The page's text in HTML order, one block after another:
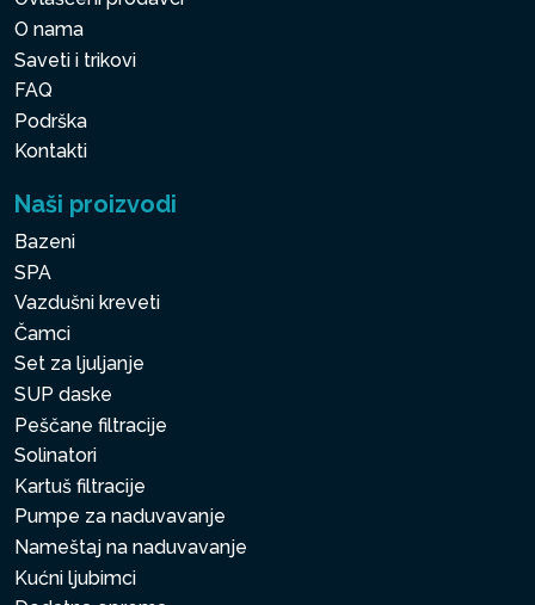
O nama
Saveti i trikovi
FAQ
Podrška
Kontakti
Naši proizvodi
Bazeni
SPA
Vazdušni kreveti
Čamci
Set za ljuljanje
SUP daske
Peščane filtracije
Solinatori
Kartuš filtracije
Pumpe za naduvavanje
Nameštaj na naduvavanje
Kućni ljubimci